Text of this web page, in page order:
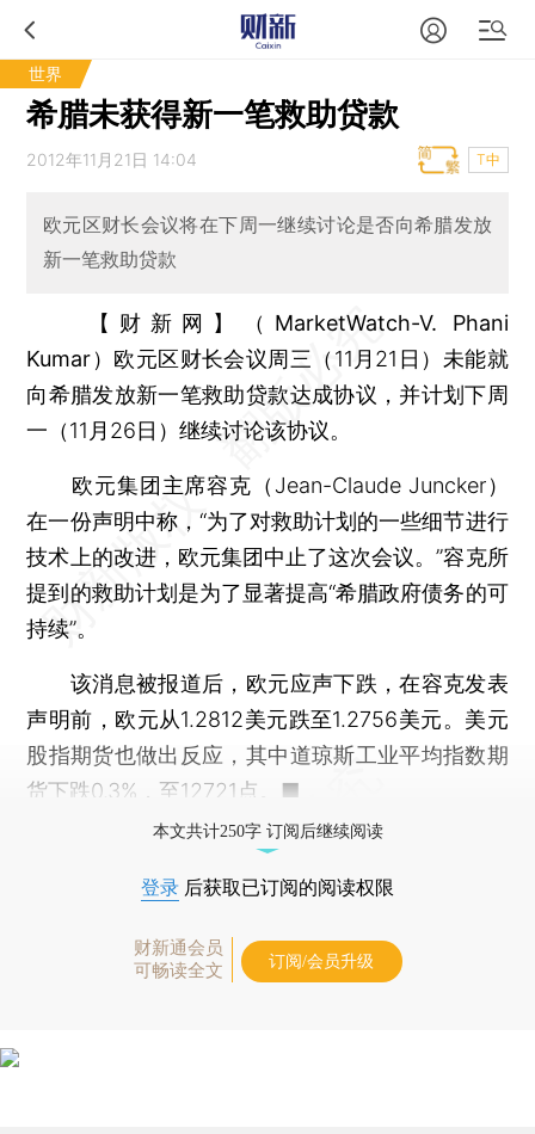
世界
希腊未获得新一笔救助贷款
2012年11月21日 14:04 T中
欧元区财长会议将在下周一继续讨论是否向希腊发放
新一笔救助贷款
【财新网】（MarketWatch-V. Phani
Kumar） 欧元区财长会议周三（11月21日）未能就
向希腊发放新一笔救助贷款达成协议，并计划下周
一（11月26日）继续讨论该协议。
欧元集团主席容克（Jean-Claude Juncker）
在一份声明中称，“为了对救助计划的一些细节进行
技术上的改进，欧元集团中止了这次会议。”容克所
提到的救助计划是为了显著提高“希腊政府债务的可
持续”。
该消息被报道后，欧元应声下跌，在容克发表
声明前，欧元从1.2812美元跌至1.2756美元。美元
股指期货也做出反应，其中道琼斯工业平均指数期
货下跌0.3%，至12721点。■
本文共计250字 订阅后继续阅读
登录 后获取已订阅的阅读权限
财新通会员
可畅读全文
订阅/会员升级